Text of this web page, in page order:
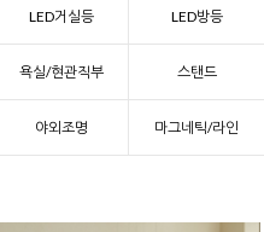
LED거실등 LED방등
욕실/현관직부 스탠드
야외조명 마그네틱/라인